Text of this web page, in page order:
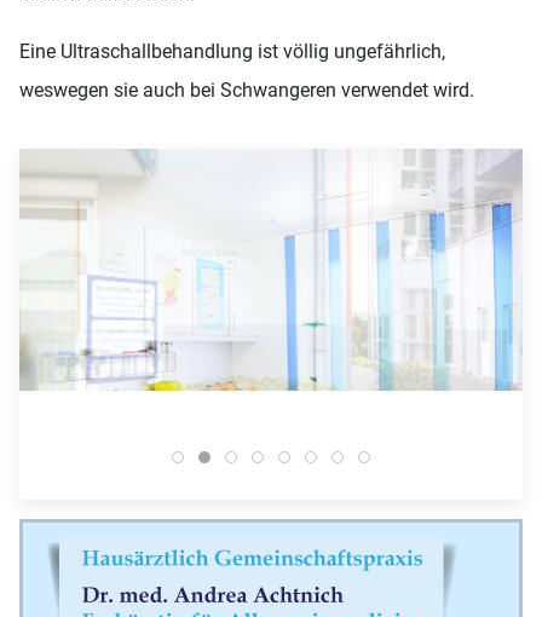
Eine Ultraschallbehandlung ist völlig ungefährlich,
weswegen sie auch bei Schwangeren verwendet wird.
Dres Achtnich 1
Dres Achtnich 14
Dres Achtnich 2
Dres Achtnich 3
Dres Achtnich 5
Dres Achtnich 4
Dr Andrea Achtnich